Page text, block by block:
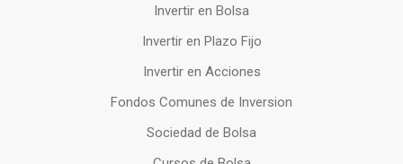
Invertir en Bolsa
Invertir en Plazo Fijo
Invertir en Acciones
Fondos Comunes de Inversion
Sociedad de Bolsa